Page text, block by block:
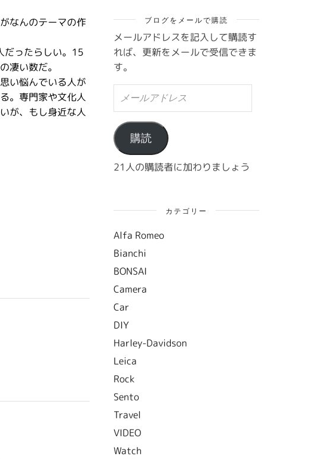
なんのテーマの作
ったらしい。15
凄い数だ。
い悩んでいる人が
。専門家や文化人
が、もし身近な人
ブログをメールで購読
メールアドレスを記入して購読す
れば、更新をメールで受信できま
す。
ル
ア
ド
レ
ス
購読
21人の購読者に加わりましょう
カテゴリー
Alfa Romeo
Bianchi
BONSAI
Camera
Car
DIY
Harley-Davidson
Leica
Rock
Sento
Travel
VIDEO
Watch